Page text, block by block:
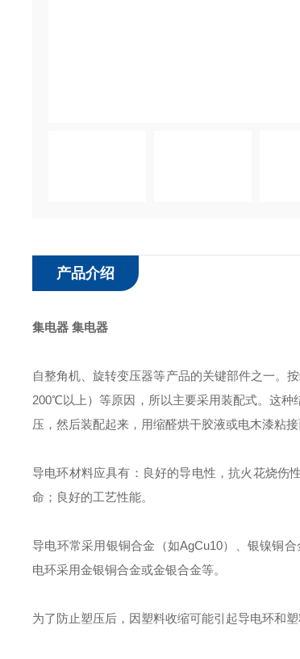
产品介绍
集电器 集电器
自整角机、旋转变压器等产品的关键部件之一。
200℃以上）等原因，所以主要采用装配式。这
压，然后装配起来，用缩醛烘干胶液或电木漆粘
导电环材料应具有：良好的导电性，抗火花烧伤
命；良好的工艺性能。
导电环常采用银铜合金（如AgCu10）、银镍铜
电环采用金银铜合金或金银合金等。
为了防止塑压后，因塑料收缩可能引起导电环和